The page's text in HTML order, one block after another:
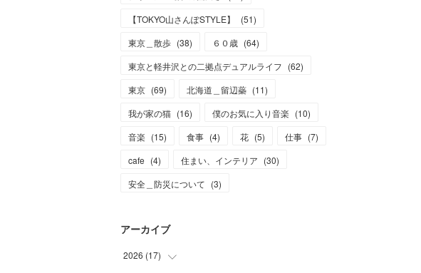
【TOKYO山さんぽSTYLE】
(51)
東京＿散歩 (38) ６０歳 (64)
東京と軽井沢との二拠点デュアルライフ (62)
東京 (69) 北海道＿留辺蘂 (11)
我が家の猫 (16) 僕のお気に入り音楽 (10)
音楽 (15) 食事 (4) 花 (5) 仕事 (7)
cafe (4) 住まい、インテリア (30)
安全＿防災について (3)
アーカイブ
2026 (17)